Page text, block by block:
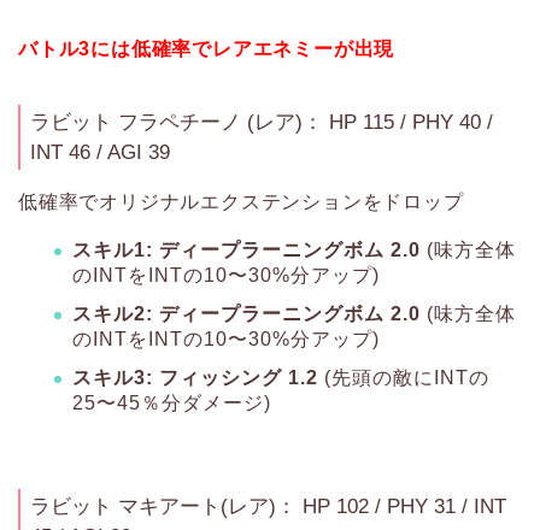
バトル3には低確率でレアエネミーが出現
ラビット フラペチーノ (レア)： HP 115 / PHY 40 /
INT 46 / AGI 39
低確率でオリジナルエクステンションをドロップ
スキル1: ディープラーニングボム 2.0 (味方全体
のINTをINTの10〜30%分アップ)
スキル2: ディープラーニングボム 2.0 (味方全体
のINTをINTの10〜30%分アップ)
スキル3: フィッシング 1.2 (先頭の敵にINTの
25〜45％分ダメージ)
ラビット マキアート(レア)： HP 102 / PHY 31 / INT